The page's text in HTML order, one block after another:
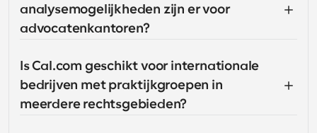
analysemogelijkheden zijn er voor
advocatenkantoren?
Is Cal.com geschikt voor internationale
bedrijven met praktijkgroepen in
meerdere rechtsgebieden?